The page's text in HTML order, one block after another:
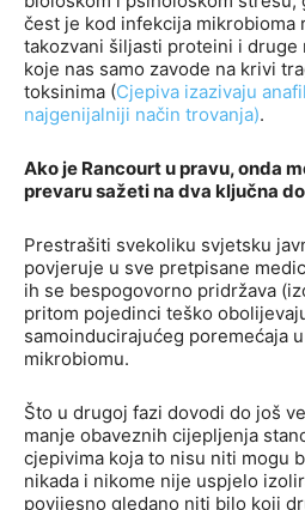
čest je kod infekcija mikrobioma
takozvani šiljasti proteini i druge
koje nas samo zavode na krivi
toksinima (Cjepiva izazivaju
najgenijalniji način trovanja).
Ako je Rancourt u pravu, onda
prevaru sažeti na dva ključna
Prestrašiti svekoliku svjetsku
povjeruje u sve pretpisane
ih se bespogovorno pridržava
pritom pojedinci teško
samoinducirajućeg poremećaja
mikrobiomu.
Što u drugoj fazi dovodi do još
manje obaveznih cijepljenja
cjepivima koja to nisu niti mogu
nikada i nikome nije uspjelo
povijesno gledano niti bilo koji